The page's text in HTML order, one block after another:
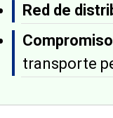
Red de
transporte